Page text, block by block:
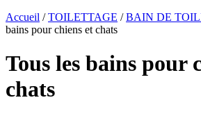
Accueil /TOILETTAGE /BAIN DE
bains pour chiens et chats
Tous les bains pour
chats